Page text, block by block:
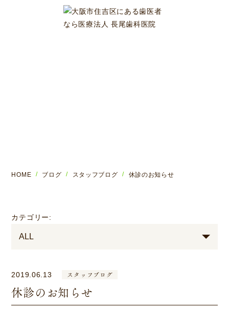
HOME ブログ スタッフブログ 休診のお知らせ
カテゴリー:
2019.06.13 スタッフブログ
休診のお知らせ